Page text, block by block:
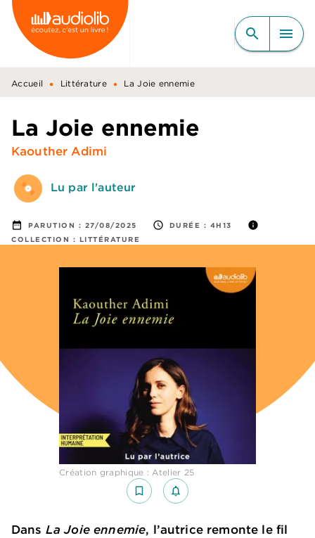
MENU RECHERCHE
CONTENU
PIED DE PAGE
search menu
Accueil • Littérature • La Joie ennemie
La Joie ennemie
Kaouther Adimi
Lu par l'auteur
date_range PARUTION : 27/08/2025 access_time DURÉE : 4H13 info
COLLECTION : LITTÉRATURE
Création graphique : Atelier 25
bookmark_border notifications_none_outlined
Dans La Joie ennemie, l’autrice remonte le fil